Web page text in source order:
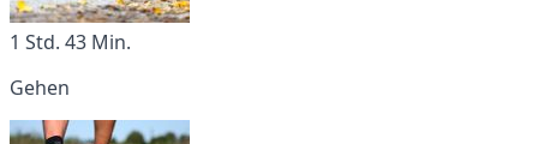
1 Std. 43 Min.
Gehen